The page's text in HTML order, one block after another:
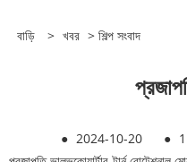
বাড়ি > খবর > শিল্প সংবাদ
● 2024-10-20 ● 1